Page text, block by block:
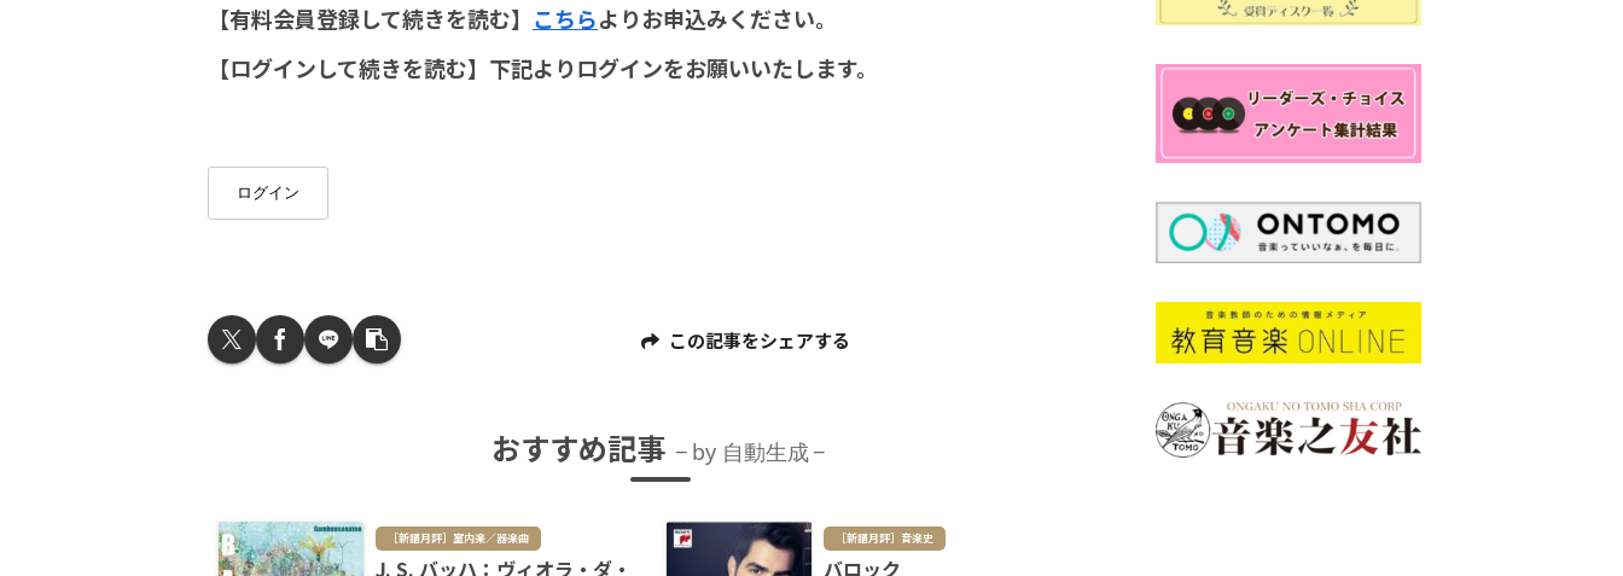
【有料会員登録して続きを読む】 こちらよりお申込みください。
【ログインして続きを読む】下記よりログインをお願いいたします。
ログイン
この記事をシェアする
おすすめ記事 by 自動生成
［新譜月評］室内楽／器楽曲
J. S. バッハ：ヴィオラ・ダ・
［新譜月評］音楽史
バロック